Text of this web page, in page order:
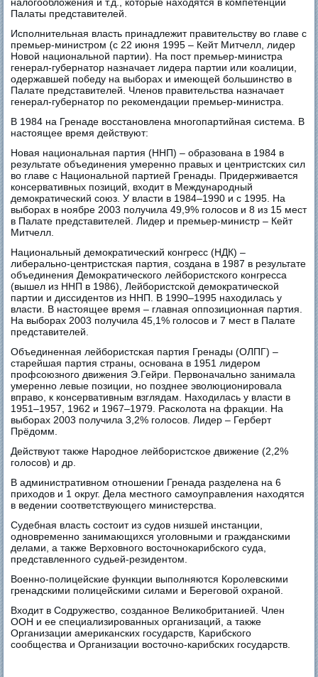
Палаты представителей.
Исполнительная власть принадлежит правительству во главе с
премьер-министром (с 22 июня 1995 – Кейт Митчелл, лидер
Новой национальной партии). На пост премьер-министра
генерал-губернатор назначает лидера партии или коалиции,
одержавшей победу на выборах и имеющей большинство в
Палате представителей. Членов правительства назначает
генерал-губернатор по рекомендации премьер-министра.
В 1984 на Гренаде восстановлена многопартийная система. В
настоящее время действуют:
Новая национальная партия (ННП) – образована в 1984 в
результате объединения умеренно правых и центристских сил
во главе с Национальной партией Гренады. Придерживается
консервативных позиций, входит в Международный
демократический союз. У власти в 1984–1990 и с 1995. На
выборах в ноябре 2003 получила 49,9% голосов и 8 из 15 мест
в Палате представителей. Лидер и премьер-министр – Кейт
Митчелл.
Национальный демократический конгресс (НДК) –
либерально-центристская партия, создана в 1987 в результате
объединения Демократического лейбористского конгресса
(вышел из ННП в 1986), Лейбористской демократической
партии и диссидентов из ННП. В 1990–1995 находилась у
власти. В настоящее время – главная оппозиционная партия.
На выборах 2003 получила 45,1% голосов и 7 мест в Палате
представителей.
Объединенная лейбористская партия Гренады (ОЛПГ) –
старейшая партия страны, основана в 1951 лидером
профсоюзного движения Э.Гейри. Первоначально занимала
умеренно левые позиции, но позднее эволюционировала
вправо, к консервативным взглядам. Находилась у власти в
1951–1957, 1962 и 1967–1979. Расколота на фракции. На
выборах 2003 получила 3,2% голосов. Лидер – Герберт
Прёдомм.
Действуют также Народное лейбористское движение (2,2%
голосов) и др.
В административном отношении Гренада разделена на 6
приходов и 1 округ. Дела местного самоуправления находятся
в ведении соответствующего министерства.
Судебная власть состоит из судов низшей инстанции,
одновременно занимающихся уголовными и гражданскими
делами, а также Верховного восточнокарибского суда,
представленного судьей-резидентом.
Военно-полицейские функции выполняются Королевскими
гренадскими полицейскими силами и Береговой охраной.
Входит в Содружество, созданное Великобританией. Член
ООН и ее специализированных организаций, а также
Организации американских государств, Карибского
сообщества и Организации восточно-карибских государств.